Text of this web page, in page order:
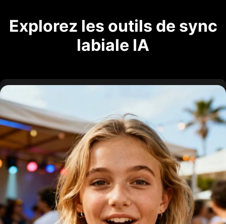
Explorez les outils de sync
labiale IA